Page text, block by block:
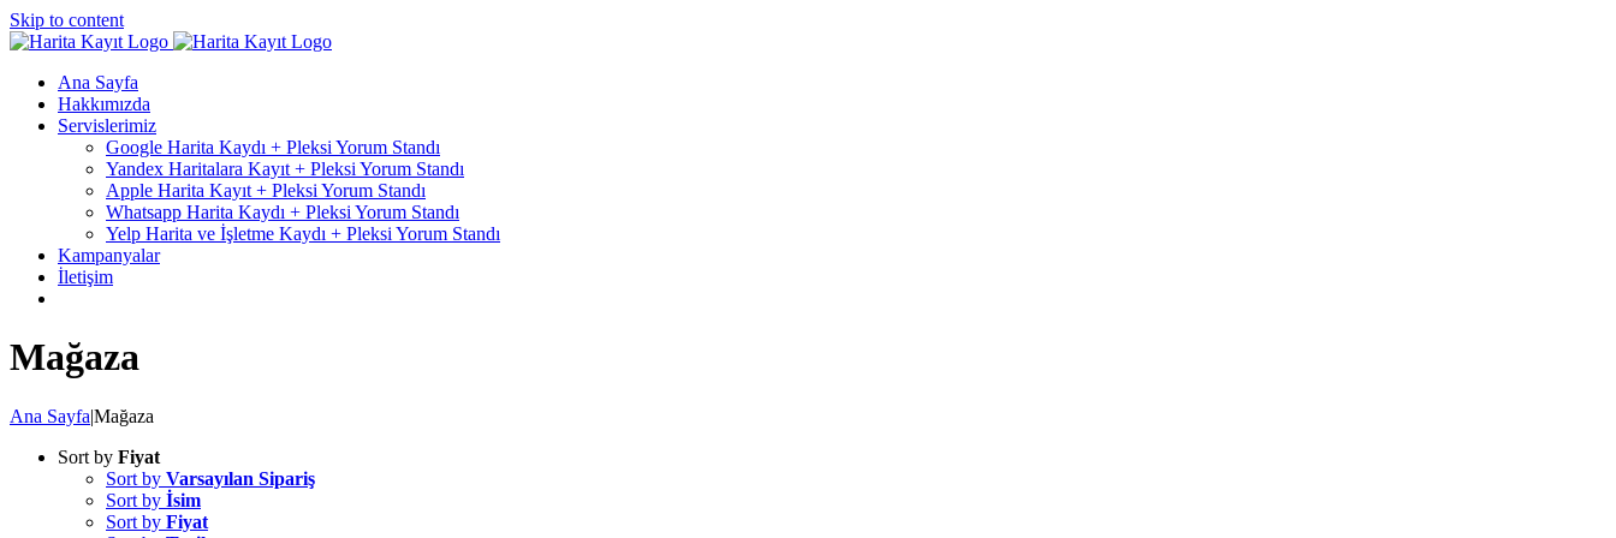
Skip to content
Ana Sayfa
Hakkımızda
Servislerimiz
Google Harita Kaydı + Pleksi Yorum Standı
Yandex Haritalara Kayıt + Pleksi Yorum Standı
Apple Harita Kayıt + Pleksi Yorum Standı
Whatsapp Harita Kaydı + Pleksi Yorum Standı
Yelp Harita ve İşletme Kaydı + Pleksi Yorum Standı
Kampanyalar
İletişim
Mağaza
Ana Sayfa|Mağaza
Sort by Fiyat
Sort by Varsayılan Sipariş
Sort by İsim
Sort by Fiyat